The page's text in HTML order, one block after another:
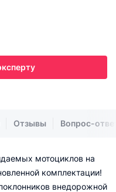
Отзывы Вопрос-
мотоциклов на
комплектации!
внедорожной